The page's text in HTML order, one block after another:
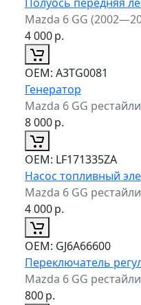
Mazda 6 GG
4 000р.
ОЕМ: A3TG0081
Генератор
Mazda 6 GG
8 000р.
ОЕМ: LF171335ZA
Насос топливный
Mazda 6 GG
4 000р.
ОЕМ: GJ6A66600
Переключатель
Mazda 6 GG
800р.